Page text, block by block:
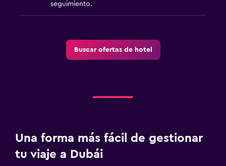
seguimiento.
Buscar ofertas de hotel
Una forma más fácil de gestionar
tu viaje a Dubái